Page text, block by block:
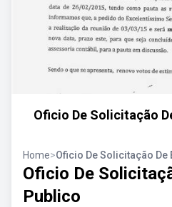
Oficio De Solicitação
Home>Oficio De Solicitação De
Oficio De
Publico